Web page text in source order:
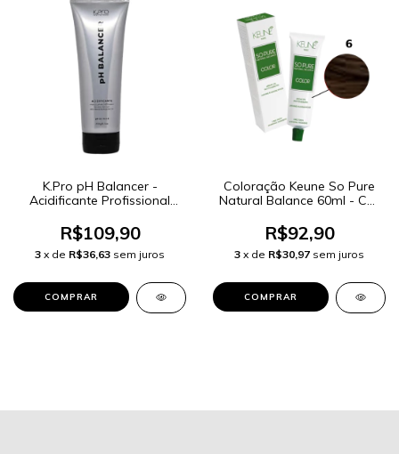
K.Pro pH Balancer -
Acidificante Profissional
R$109,90
3 x de R$36,63 sem juros
Coloração Keune So Pure
Natural Balance 60ml - Cor
R$92,90
3 x de R$30,97 sem juros